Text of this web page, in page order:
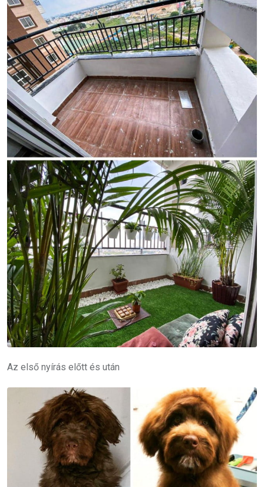
Az első nyírás előtt és után